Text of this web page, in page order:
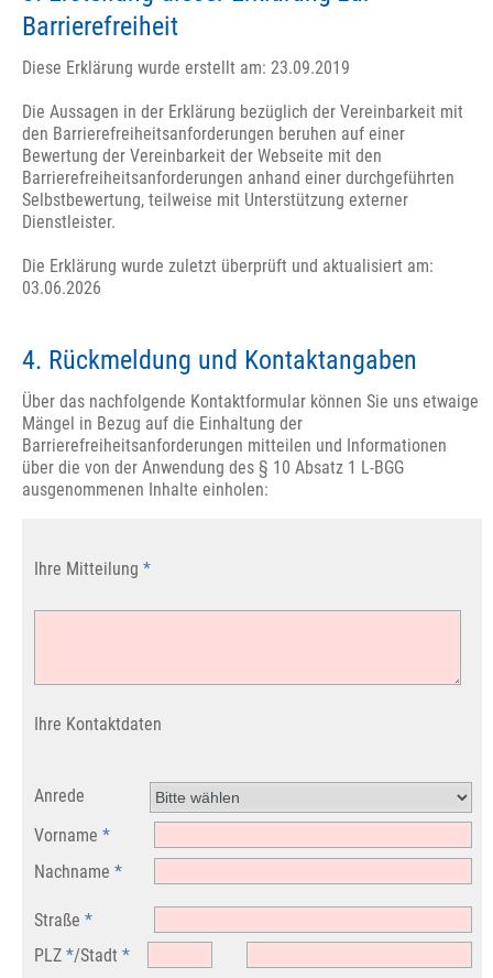
Barrierefreiheit
Diese Erklärung wurde erstellt am: 23.09.2019
Die Aussagen in der Erklärung bezüglich der Vereinbarkeit mit
den Barrierefreiheitsanforderungen beruhen auf einer
Bewertung der Vereinbarkeit der Webseite mit den
Barrierefreiheitsanforderungen anhand einer durchgeführten
Selbstbewertung, teilweise mit Unterstützung externer
Dienstleister.
Die Erklärung wurde zuletzt überprüft und aktualisiert am:
03.06.2026
4. Rückmeldung und Kontaktangaben
Über das nachfolgende Kontaktformular können Sie uns etwaige
Mängel in Bezug auf die Einhaltung der
Barrierefreiheitsanforderungen mitteilen und Informationen
über die von der Anwendung des § 10 Absatz 1 L-BGG
ausgenommenen Inhalte einholen:
Ihre Mitteilung *
Ihre Kontaktdaten
Anrede
Vorname *
Nachname *
Straße *
PLZ */Stadt *